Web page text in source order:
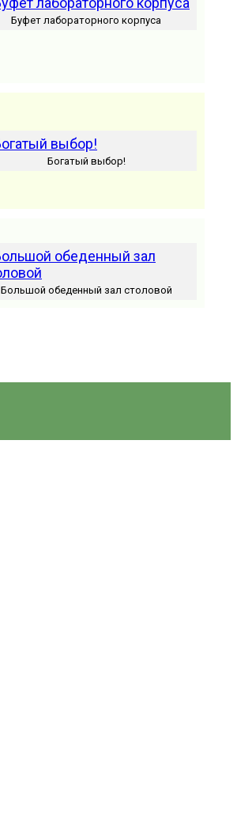
Буфет лабораторного корпуса
Богатый выбор!
Большой обеденный зал столовой